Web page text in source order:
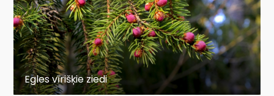
Egles vīrišķie ziedi